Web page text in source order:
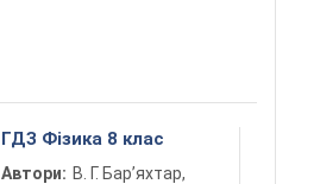
ГДЗ Фізика 8 клас
Автори: В. Г. Бар’яхтар,